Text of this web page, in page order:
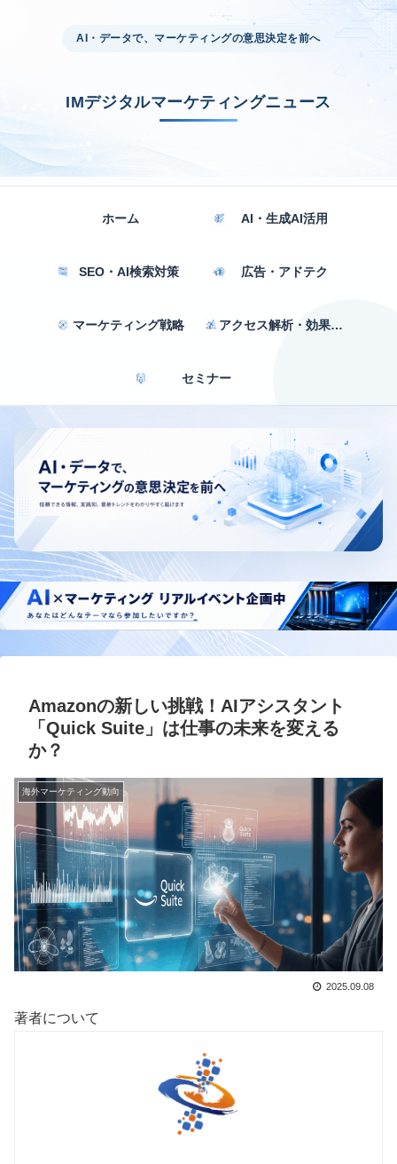
AI・データで、マーケティングの意思決定を前へ
IMデジタルマーケティングニュース
ホーム AI・生成AI活用
SEO・AI検索対策 広告・アドテク
マーケティング戦略 アクセス解析・効果測定
セミナー
Amazonの新しい挑戦！AIアシスタント
「Quick Suite」は仕事の未来を変える
か？
海外マーケティング動向
2025.09.08
著者について